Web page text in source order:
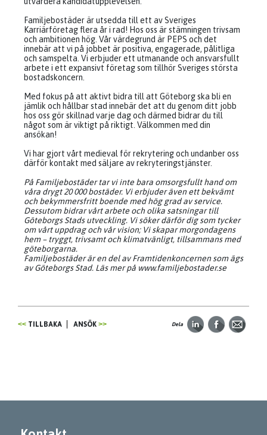
Familjebostäder är utsedda till ett av Sveriges
Karriärföretag flera år i rad! Hos oss är stämningen trivsam
och ambitionen hög. Vår värdegrund är PEPS och det
innebär att vi på jobbet är positiva, engagerade, pålitliga
och samspelta. Vi erbjuder ett utmanande och ansvarsfullt
arbete i ett expansivt företag som tillhör Sveriges största
bostadskoncern.
Med fokus på att aktivt bidra till att Göteborg ska bli en
jämlik och hållbar stad innebär det att du genom ditt jobb
hos oss gör skillnad varje dag och därmed bidrar du till
något som är viktigt på riktigt. Välkommen med din
ansökan!
Vi har gjort vårt medieval för rekrytering och undanber oss
därför kontakt med säljare av rekryteringstjänster.
På Familjebostäder tar vi inte bara omsorgsfullt hand om
våra drygt 20 000 bostäder. Vi erbjuder även ett bekvämt
och bekymmersfritt boende med hög grad av service.
Dessutom bidrar vårt arbete och olika satsningar till
Göteborgs Stads utveckling. Vi söker därför dig som tycker
om vårt uppdrag och vår vision; Vi skapar morgondagens
hem – tryggt, trivsamt och klimatvänligt, tillsammans med
göteborgarna.
Familjebostäder är en del av Framtidenkoncernen som ägs
av Göteborgs Stad. Läs mer på www.familjebostader.se
TILLBAKA ANSÖK Dela